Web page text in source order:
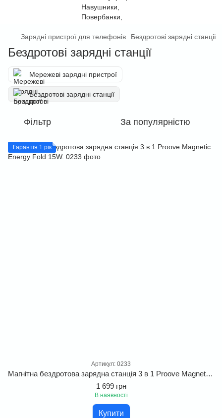
Зарядні пристрої для телефонів Бездротові зарядні станції
Бездротові зарядні станції
Мережеві зарядні пристрої
Бездротові зарядні станції
Фільтр За популярністю
Гарантія 1 рік
Артикул: 0233
Магнітна бездротова зарядна станція 3 в 1 Proove Magnetic Energy Fold 15W.
1 699 грн
В наявності
Купити